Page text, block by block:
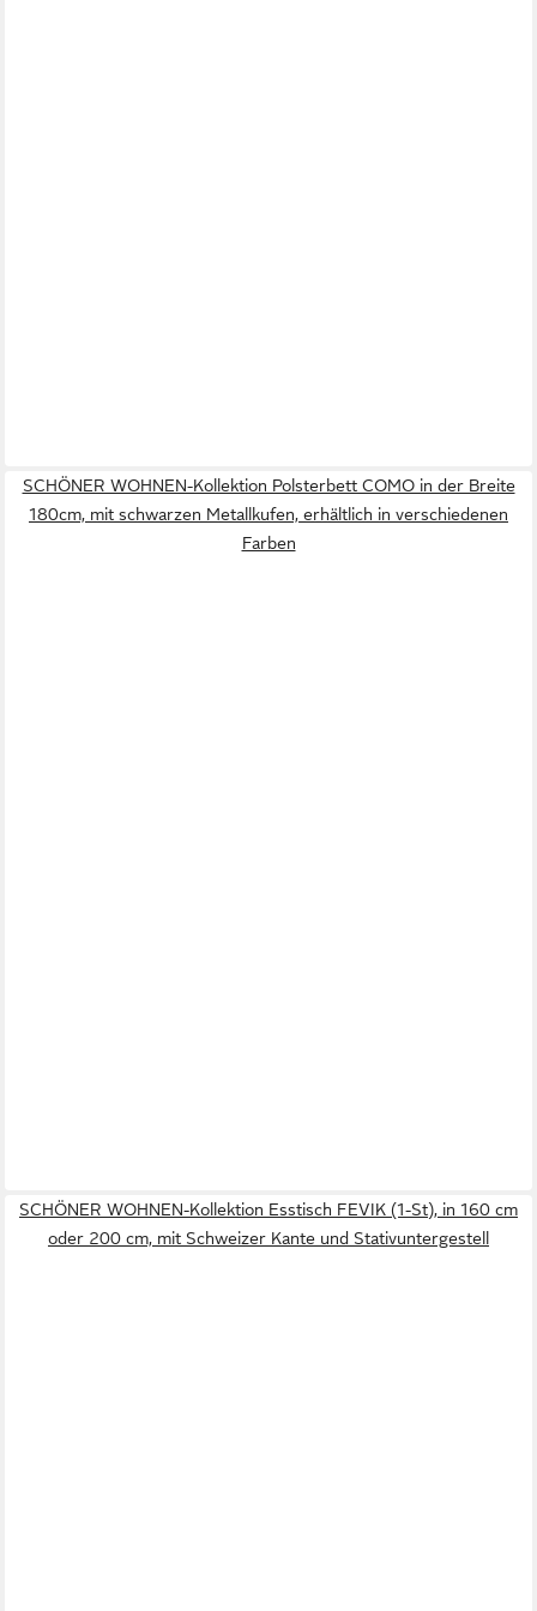
SCHÖNER WOHNEN-Kollektion Polsterbett COMO in der Breite
180cm, mit schwarzen Metallkufen, erhältlich in verschiedenen
Farben
SCHÖNER WOHNEN-Kollektion Esstisch FEVIK (1-St), in 160 cm
oder 200 cm, mit Schweizer Kante und Stativuntergestell